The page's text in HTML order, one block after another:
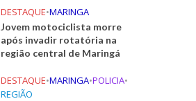
DESTAQUE•MARINGA
Jovem motociclista morre
após invadir rotatória na
região central de Maringá
DESTAQUE•MARINGA•POLICIA•
REGIÃO